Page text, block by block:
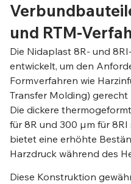
und RTM-
Die Nidaplast 8R- und
entwickelt, um den
Formverfahren wie
Transfer Molding) gerecht
Die dickere
für 8R und 300 µm für
bietet eine erhöhte
Harzdruck während des
Diese Konstruktion